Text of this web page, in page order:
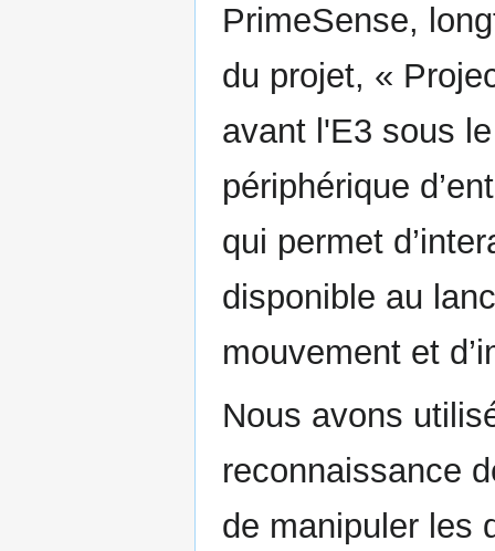
PrimeSense,
du projet, «
avant l'E3 sous
périphérique
qui permet
disponible au
mouvement et
Nous avons
reconnaissance
de manipuler les